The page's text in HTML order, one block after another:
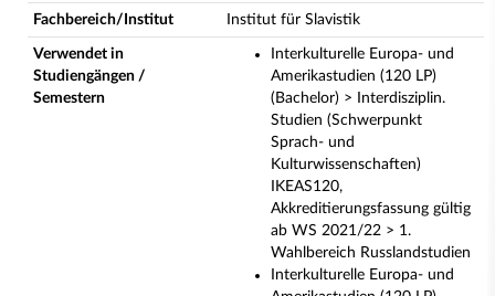
Fachbereich/Institut Institut für Slavistik
Verwendet in
Studiengängen /
Semestern
Interkulturelle Europa- und
Amerikastudien (120 LP)
(Bachelor) > Interdisziplin.
Studien (Schwerpunkt
Sprach- und
Kulturwissenschaften)
IKEAS120,
Akkreditierungsfassung gültig
ab WS 2021/22 > 1.
Wahlbereich Russlandstudien
Interkulturelle Europa- und